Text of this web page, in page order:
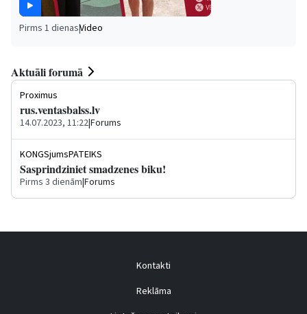
Pirms 1 dienas|Video
Aktuāli forumā
Proximus
rus.ventasbalss.lv
14.07.2023, 11:22|Forums
KONGSjumsPATEIKS
Sasprindziniet smadzenes biku!
Pirms 3 dienām|Forums
Kontakti
Reklāma